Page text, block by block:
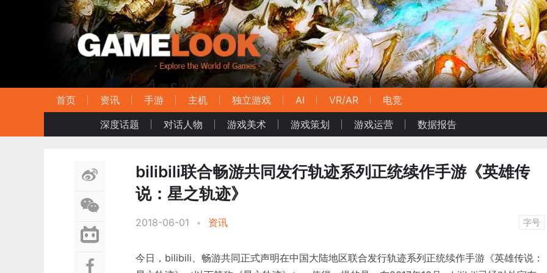
首页 资讯 手游 主机 独立游戏 AI VR/AR
电竞
深度话题
对话人物 游戏美术 游戏策划 游戏运营 数据报告
bilibili联合畅游共同发行轨迹系列正统续作手游《英雄传
说：星之轨迹》
2018-06-01 • 资讯 字号
今日，bilibili、畅游共同正式声明在中国大陆地区联合发行轨迹系列正统续作手游《英雄传说：